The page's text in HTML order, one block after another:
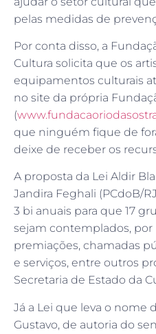
pelas medidas de
Por conta disso, a
Cultura solicita que os
equipamentos culturais
no site da própria
(
que ninguém fique de
deixe de receber os
A proposta da Lei Aldir
Jandira Feghali (PCdoB/
3 bi anuais para que 17
sejam contemplados, por
premiações, chamadas
e serviços, entre outros
Secretaria de Estado da
Já a Lei que leva o nome
Gustavo, de autoria do